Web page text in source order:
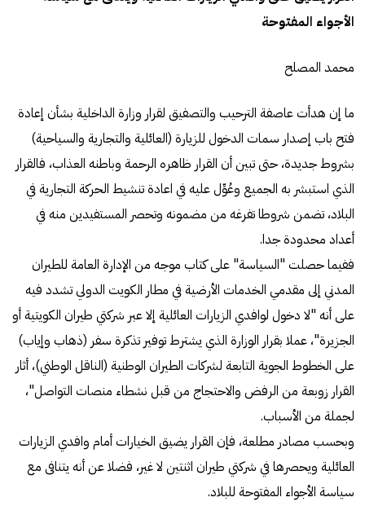
الأجواء المفتوحة
محمد المصلح
ما إن هدأت عاصفة الترحيب والتصفيق لقرار وزارة الداخلية بشأن إعادة
فتح باب إصدار سمات الدخول للزيارة (العائلية والتجارية والسياحية)
بشروط جديدة، حتى تبين أن القرار ظاهره الرحمة وباطنه العذاب، فالقرار
الذي استبشر به الجميع وعُوِّل عليه في اعادة تنشيط الحركة التجارية في
البلاد، تضمن شروطا تفرغه من مضمونه وتحصر المستفيدين منه في
أعداد محدودة جدا.
ففيما حصلت "السياسة" على كتاب موجه من الإدارة العامة للطيران
المدني إلى مقدمي الخدمات الأرضية في مطار الكويت الدولي تشدد فيه
على أنه "لا دخول لوافدي الزيارات العائلية إلا عبر شركتي طيران الكويتية أو
الجزيرة"، عملا بقرار الوزارة الذي يشترط توفير تذكرة سفر (ذهاب وإياب)
على الخطوط الجوية التابعة لشركات الطيران الوطنية (الناقل الوطني)، أثار
القرار زوبعة من الرفض والاحتجاج من قبل نشطاء منصات التواصل"،
لجملة من الأسباب.
وبحسب مصادر مطلعة، فإن القرار يضيق الخيارات أمام وافدي الزيارات
العائلية ويحصرها في شركتي طيران اثنتين لا غير، فضلا عن أنه يتنافى مع
سياسة الأجواء المفتوحة للبلاد.